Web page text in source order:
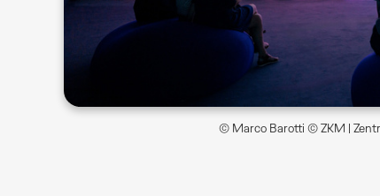
© Marco Barotti © ZKM |